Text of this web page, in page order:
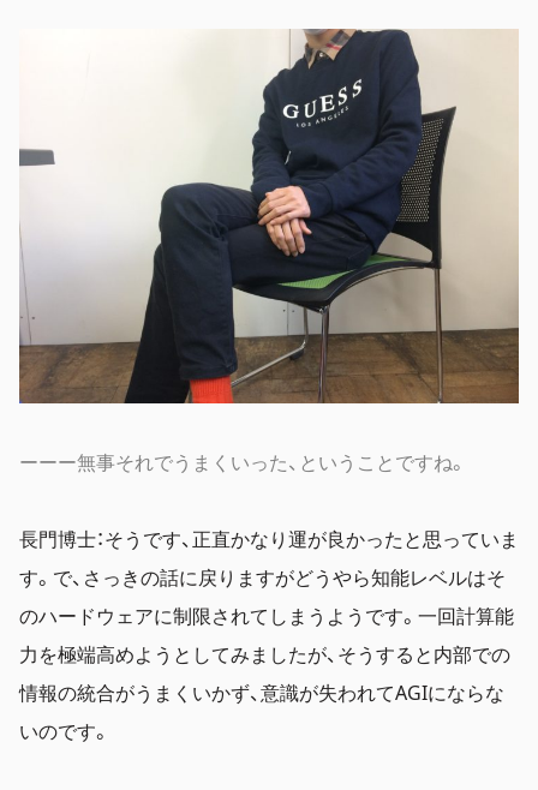
ーーー無事それでうまくいった、ということですね。
長門博士：そうです、正直かなり運が良かったと思っていま
す。で、さっきの話に戻りますがどうやら知能レベルはそ
のハードウェアに制限されてしまうようです。一回計算能
力を極端高めようとしてみましたが、そうすると内部での
情報の統合がうまくいかず、意識が失われてAGIにならな
いのです。